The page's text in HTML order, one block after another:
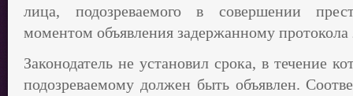
лица, подозреваемого в совершении
моментом объявления задержанному протокола
Законодатель не установил срока, в течение
подозреваемому должен быть объявлен.